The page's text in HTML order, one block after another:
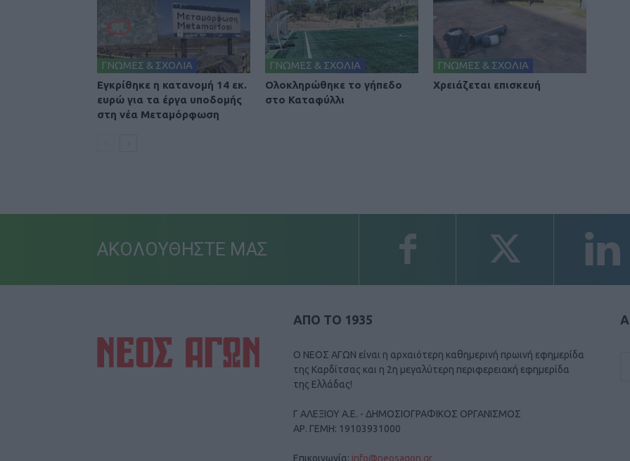
ΓΝΩΜΕΣ & ΣΧΟΛΙΑ
Εγκρίθηκε η κατανομή 14 εκ.
ευρώ για τα έργα υποδομής
στη νέα Μεταμόρφωση
ΓΝΩΜΕΣ & ΣΧΟΛΙΑ
Ολοκληρώθηκε το γήπεδο
στο Καταφύλλι
ΓΝΩΜΕΣ & ΣΧΟΛΙΑ
Χρειάζεται επισκευή
ΑΚΟΛΟΥΘΗΣΤΕ ΜΑΣ
ΑΠΟ ΤΟ 1935
Ο ΝΕΟΣ ΑΓΩΝ είναι η αρχαιότερη καθημερινή πρωινή εφημερίδα
της Καρδίτσας και η 2η μεγαλύτερη περιφερειακή εφημερίδα
της Ελλάδας!
Γ ΑΛΕΞΙΟΥ Α.Ε. - ΔΗΜΟΣΙΟΓΡΑΦΙΚΟΣ ΟΡΓΑΝΙΣΜΟΣ
ΑΡ. ΓΕΜΗ: 19103931000
Επικοινωνία: info@neosagon.gr